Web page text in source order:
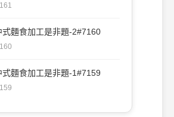
式麵食加工是非題-2#7160
麵食加工是非題-1#7159